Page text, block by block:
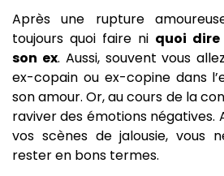
Après une rupture
toujours quoi faire ni quoi
son ex. Aussi, souvent vous
ex-copain ou ex-copine dans
son amour. Or, au cours de la
raviver des émotions négatives.
vos scènes de jalousie, vous
rester en bons termes.